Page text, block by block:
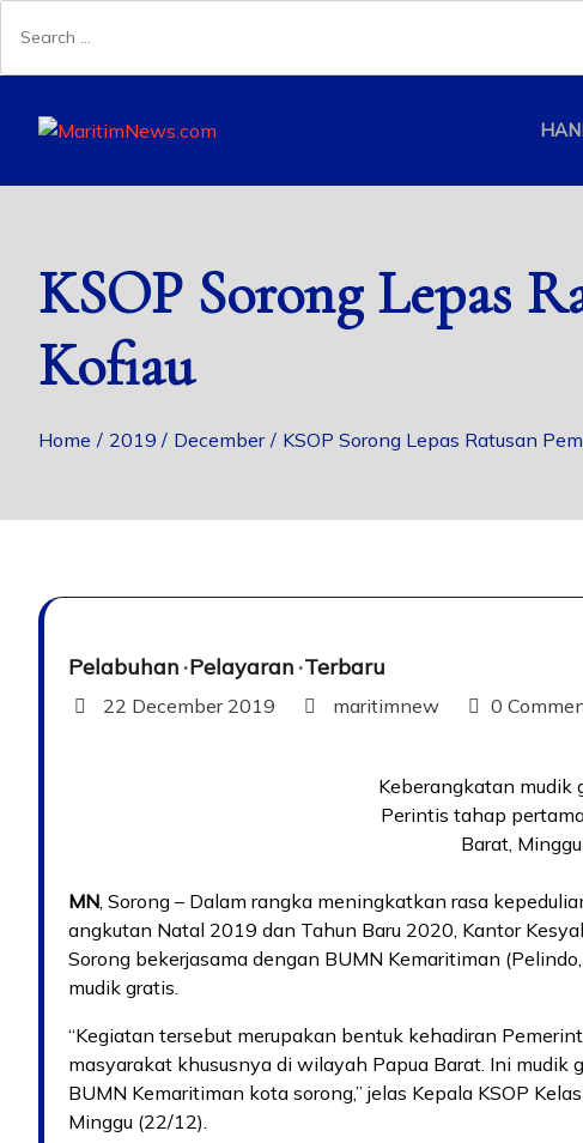
for:
KSOP Sorong Lepas
Kofiau
Home 2019 December KSOP Sorong Lepas Ratusan
Pelabuhan Pelayaran Terbaru
22 December 2019 maritimnew 0
Keberangkatan mudik
Perintis tahap
Barat,
MN , Sorong – Dalam rangka meningkatkan rasa
angkutan Natal 2019 dan Tahun Baru 2020, Kantor
Sorong bekerjasama dengan BUMN Kemaritiman
mudik gratis.
“Kegiatan tersebut merupakan bentuk kehadiran
masyarakat khususnya di wilayah Papua Barat. Ini
BUMN Kemaritiman kota sorong,” jelas Kepala KSOP
Minggu (22/12).